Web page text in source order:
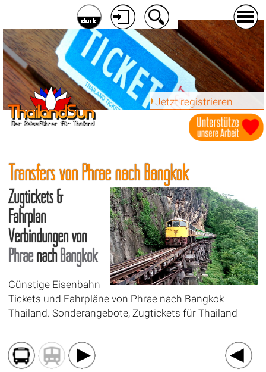
Jetzt registrieren
Transfers von Phrae nach Bangkok
Zugtickets &
Fahrplan
Verbindungen von
Phraenach Bangkok
Günstige Eisenbahn
Tickets und Fahrpläne von Phrae nach Bangkok
Thailand. Sonderangebote, Zugtickets für Thailand